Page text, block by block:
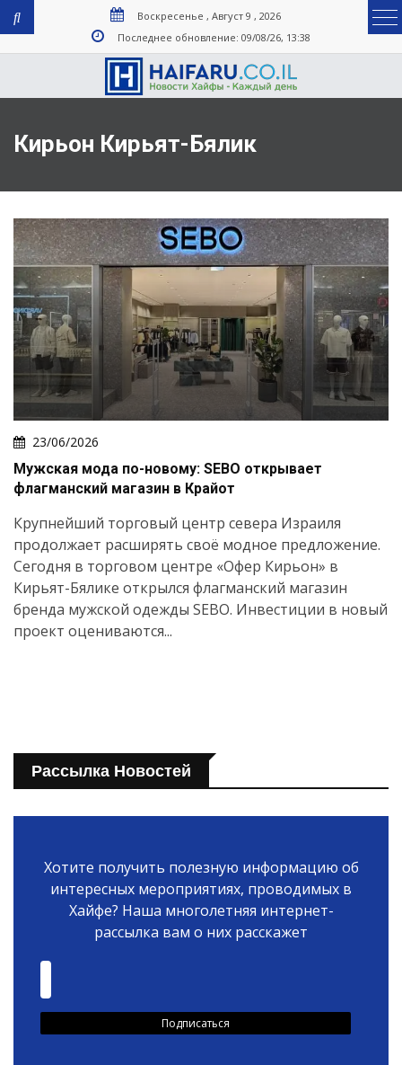
Воскресенье , Август 9 , 2026
Последнее обновление: 09/08/26, 13:38
Кирьон Кирьят-Бялик
23/06/2026
Мужская мода по-новому: SEBO открывает
флагманский магазин в Крайот
Крупнейший торговый центр севера Израиля
продолжает расширять своё модное предложение.
Сегодня в торговом центре «Офер Кирьон» в
Кирьят-Бялике открылся флагманский магазин
бренда мужской одежды SEBO. Инвестиции в новый
проект оцениваются...
Рассылка Новостей
Хотите получить полезную информацию об
интересных мероприятиях, проводимых в
Хайфе? Наша многолетняя интернет-
рассылка вам о них расскажет